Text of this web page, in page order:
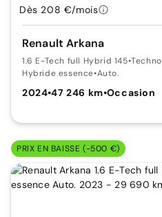
Renault Arkana
1.6 E-Tech full Hybrid 145•Techno
Hybride essence•Auto.
2024•47 246 km•Occasion
Dès 208 €/mois
PRIX EN BAISSE (-500 €)